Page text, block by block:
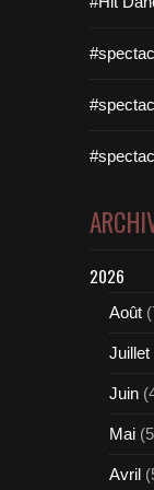
2026
Août
Juillet
Juin
Mai
Avril